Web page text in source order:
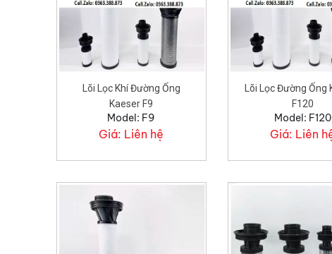
Lõi Lọc Khí Đường Ống
Kaeser F9
Model: F9
Giá: Liên hệ
Lõi Lọc Đường Ống
F120
Model: F120
Giá: Liên